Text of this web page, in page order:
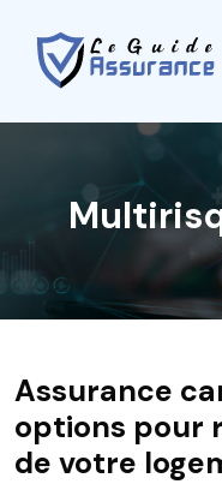
Assurance
options pour
de votre